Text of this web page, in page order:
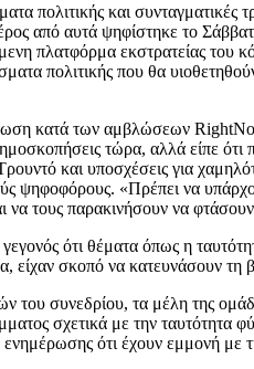
πολιτικής και συνταγματικές
από αυτά ψηφίστηκε το
πλατφόρμα εκστρατείας
πολιτικής που θα
κατά των αμβλώσεων
τώρα, αλλά είπε ότι
και υποσχέσεις για
ψηφοφόρους. «Πρέπει να
τους παρακινήσουν να φτάσουν
ότι θέματα όπως η
είχαν σκοπό να κατευνάσουν τη
του συνεδρίου, τα μέλη της
σχετικά με την ταυτότητα
ότι έχουν εμμονή με